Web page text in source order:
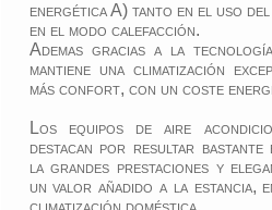
energética A) tanto en el uso
en el modo calefacción.
Ademas gracias a la
mantiene una climatización
más confort, con un coste
Los equipos de aire
destacan por resultar bastante
la grandes prestaciones y
un valor añadido a la estancia,